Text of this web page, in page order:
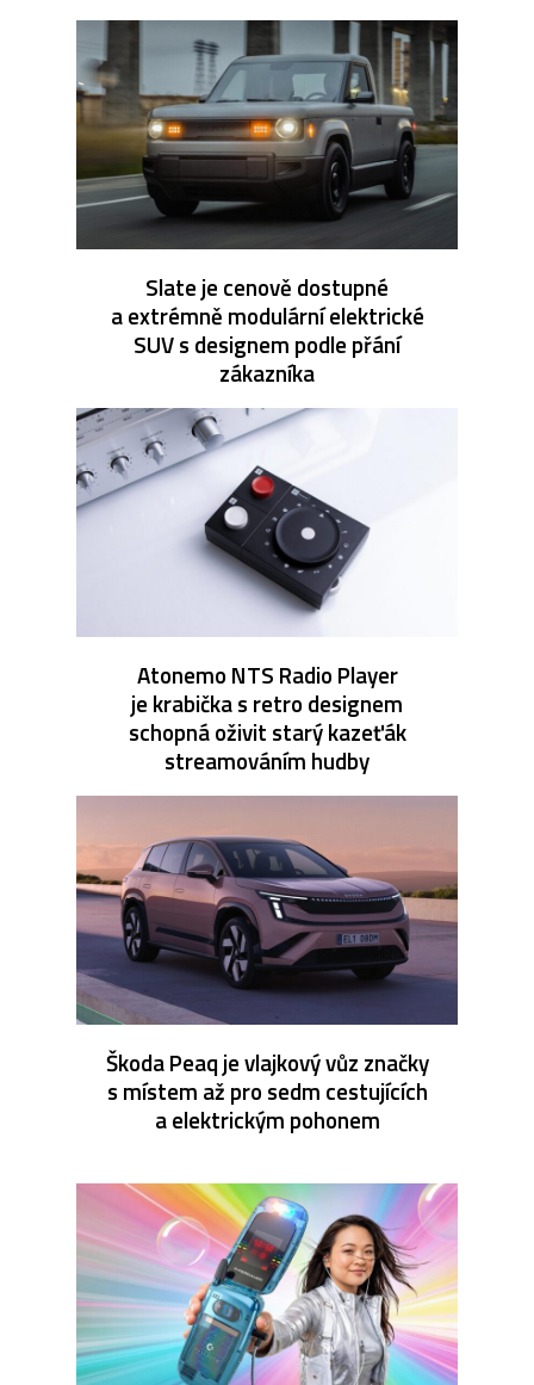
Slate je cenově dostupné
a extrémně modulární elektrické
SUV s designem podle přání
zákazníka
Atonemo NTS Radio Player
je krabička s retro designem
schopná oživit starý kazeťák
streamováním hudby
Škoda Peaq je vlajkový vůz značky
s místem až pro sedm cestujících
a elektrickým pohonem